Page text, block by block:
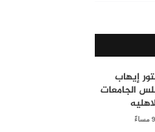
إيهاب
الجامعات